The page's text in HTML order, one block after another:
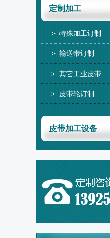
定制加工
特殊加工订制
输送带订制
其它工业皮带
皮带轮订制
皮带加工设备